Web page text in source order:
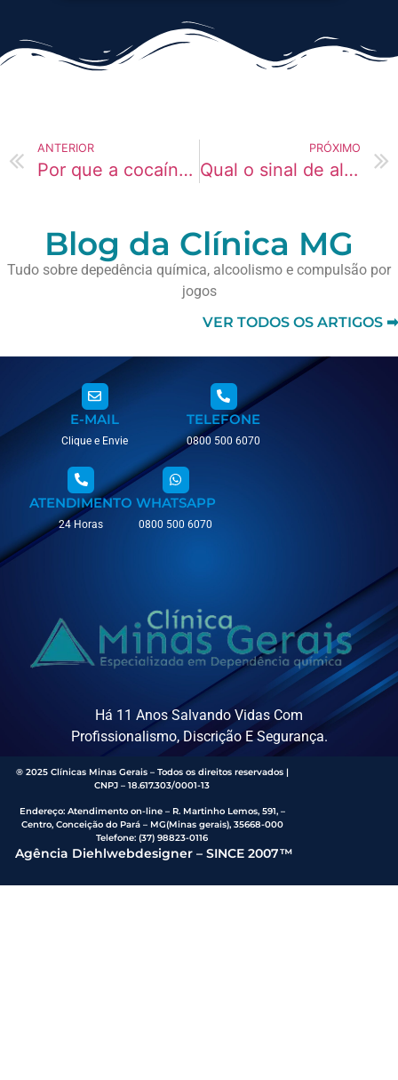
ANTERIOR
Por que a cocaína afeta tanto o emocional?
PRÓXIMO
Qual o sinal de alerta no uso de cocaína?
Blog da Clínica MG
Tudo sobre depedência química, alcoolismo e compulsão por
jogos
VER TODOS OS ARTIGOS ➡
E-MAIL
Clique e Envie
TELEFONE
0800 500 6070
ATENDIMENTO
24 Horas
WHATSAPP
0800 500 6070
Há 11 Anos Salvando Vidas Com
Profissionalismo, Discrição E Segurança.
® 2025 Clínicas Minas Gerais – Todos os direitos reservados |
CNPJ – 18.617.303/0001-13
Endereço: Atendimento on-line – R. Martinho Lemos, 591, –
Centro, Conceição do Pará – MG(Minas gerais), 35668-000
Telefone:(37) 98823-0116
Agência Diehlwebdesigner – SINCE 2007™